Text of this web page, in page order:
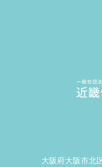
大阪府大阪市北